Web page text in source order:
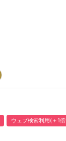
ウェブ検索利用(＋1